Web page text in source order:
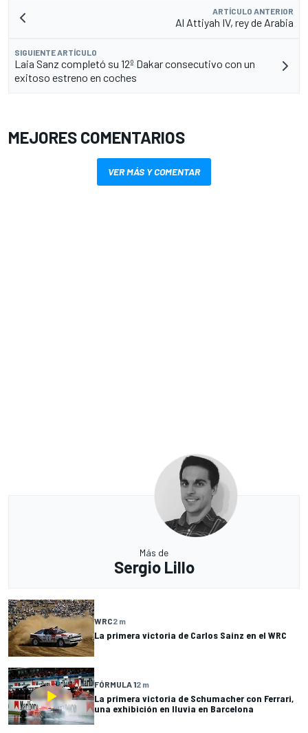
ARTÍCULO ANTERIOR
Al Attiyah IV, rey de Arabia
SIGUIENTE ARTÍCULO
Laia Sanz completó su 12º Dakar consecutivo con un
exitoso estreno en coches
MEJORES COMENTARIOS
VER MÁS Y COMENTAR
Más de
Sergio Lillo
WRC2 m
La primera victoria de Carlos Sainz en el WRC
FÓRMULA 12 m
La primera victoria de Schumacher con Ferrari,
una exhibición en lluvia en Barcelona